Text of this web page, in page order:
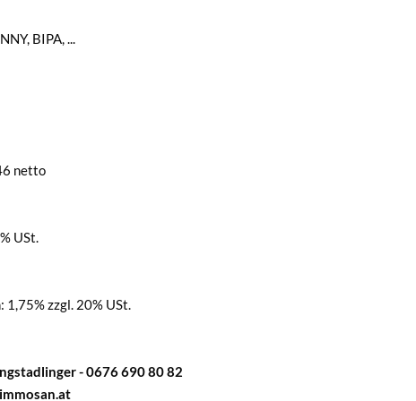
BIPA, ...
netto
USt.
zzgl. 20% USt.
- 0676 690 80 82